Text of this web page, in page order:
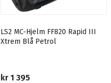
LS2 MC-Hjelm FF820 Rapid III
Xtrem Blå Petrol
kr 1 395